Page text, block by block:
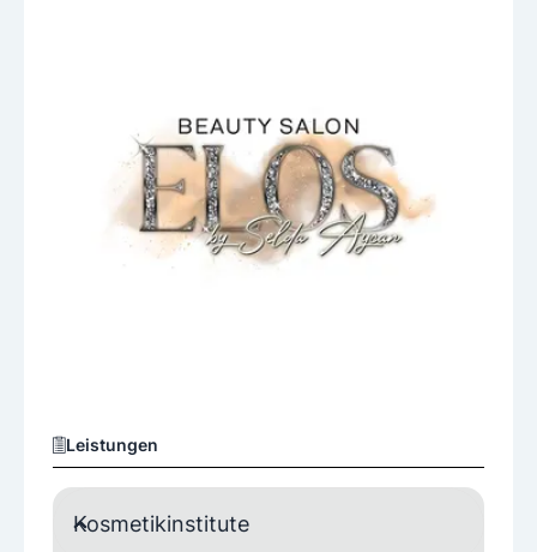
Leistungen
Kosmetikinstitute